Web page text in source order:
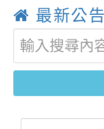
城市手
畫影片
轉知：
劇比賽
表
轉知：
敬師藝
【甄選
學年度
結果(第
【甄選
學年度
最新公